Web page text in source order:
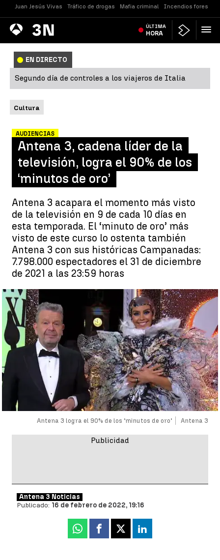
Juan Jesús Vivas Tráfico de drogas Mafia criminal Incendios
Antena
3 Noticias ÚLTIMA
HORA
EN DIRECTO
Segundo día de controles a los viajeros de Italia
Cultura
AUDIENCIAS
Antena 3, cadena líder de la
televisión, logra el 90% de los
‘minutos de oro’
Antena 3 acapara el momento más visto
de la televisión en 9 de cada 10 días en
esta temporada. El ‘minuto de oro’ más
visto de este curso lo ostenta también
Antena 3 con sus históricas Campanadas:
7.798.000 espectadores el 31 de diciembre
de 2021 a las 23:59 horas
Antena 3 logra el 90% de los ‘minutos de oro’ Antena 3
Antena 3 Noticias
Publicado: 16 de febrero de 2022, 19:16
Whatsapp
Facebook
X Linkedin